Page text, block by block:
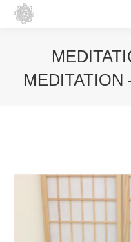
MEDITATION